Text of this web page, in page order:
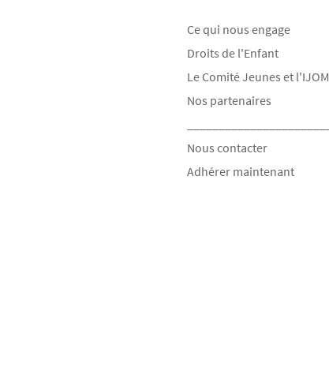
Ce qui nous engage
Droits de l'Enfant
Le Comité Jeunes et l'IJOM
Nos partenaires
Nous contacter
Adhérer maintenant